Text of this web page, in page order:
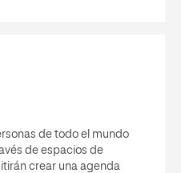
de todo el mundo
de espacios de
crear una agenda